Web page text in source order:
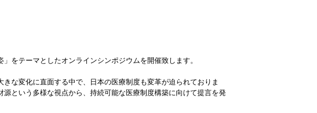
をテーマとしたオンラインシンポジウムを開催致します。
な変化に直面する中で、日本の医療制度も変革が迫られておりま
という多様な視点から、持続可能な医療制度構築に向けて提言を発